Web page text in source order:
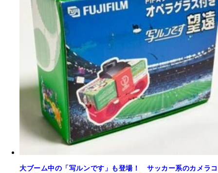
大ブーム中の「写ルンです」も登場！ サッカー系のカメラコ